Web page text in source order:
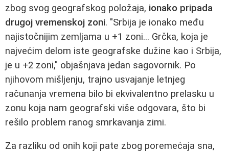
zbog svog geografskog položaja, ionako pripada
drugoj vremenskoj zoni. "Srbija je ionako među
najistočnijim zemljama u +1 zoni... Grčka, koja je
najvećim delom iste geografske dužine kao i Srbija,
je u +2 zoni," objašnjava jedan sagovornik. Po
njihovom mišljenju, trajno usvajanje letnjeg
računanja vremena bilo bi ekvivalentno prelasku u
zonu koja nam geografski više odgovara, što bi
rešilo problem ranog smrkavanja zimi.
Za razliku od onih koji pate zbog poremećaja sna,